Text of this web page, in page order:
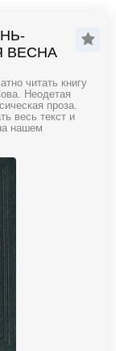
ВЕСНА
читать книгу
Неодетая
проза.
весь текст и
нашем